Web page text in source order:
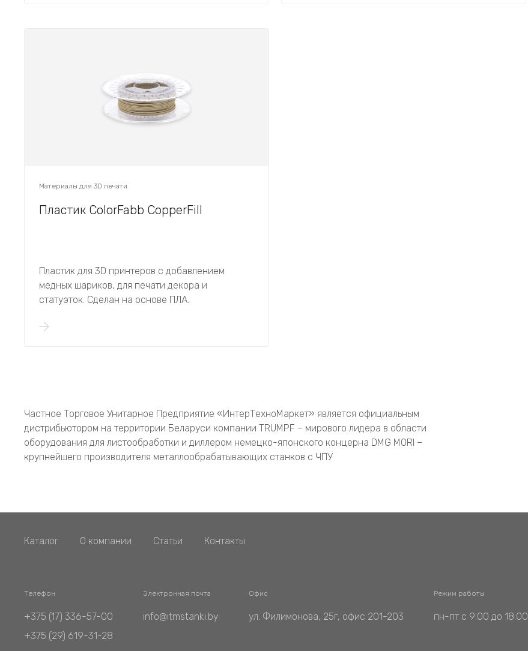
Материалы для 3D печати
Пластик ColorFabb CopperFill
Пластик для 3D принтеров с добавлением
медных шариков, для печати декора и
статуэток. Сделан на основе ПЛА.
Частное Торговое Унитарное Предприятие «ИнтерТехноМаркет» является официальным
дистрибьютором на территории Беларуси компании TRUMPF – мирового лидера в области
оборудования для листообработки и диллером немецко-японского концерна DMG MORI –
крупнейшего производителя металлообрабатывающих станков с ЧПУ
Каталог О компании Статьи Контакты
Телефон
+375 (17) 336-57-00
+375 (29) 619-31-28
Электронная почта
info@itmstanki.by
Офис
ул. Филимонова, 25г, офис 201-203
Режим работы
пн-пт с 9:00 до 18:00